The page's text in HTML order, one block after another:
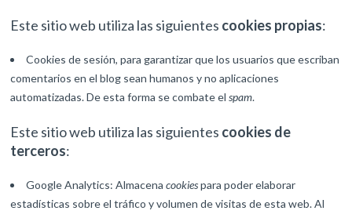
Este sitio web utiliza las siguientes cookies propias:
Cookies de sesión, para garantizar que los usuarios que escriban
comentarios en el blog sean humanos y no aplicaciones
automatizadas. De esta forma se combate elspam.
Este sitio web utiliza las siguientes cookies de
terceros:
Google Analytics: Almacenacookiespara poder elaborar
estadísticas sobre el tráfico y volumen de visitas de esta web. Al